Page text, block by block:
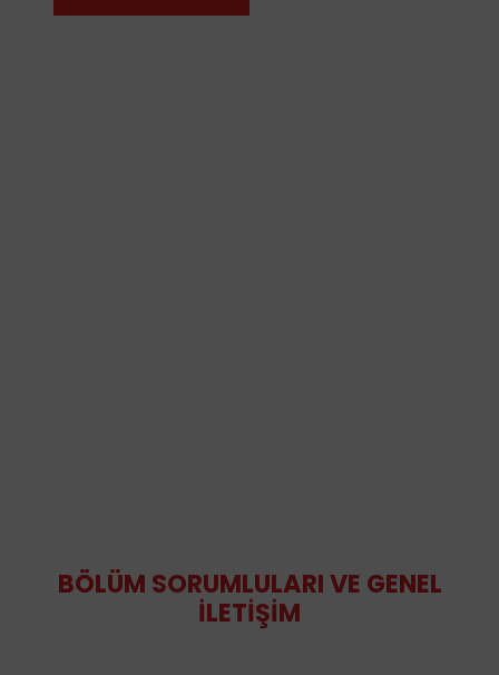
BÖLÜM SORUMLULARI VE GENEL
İLETİŞİM